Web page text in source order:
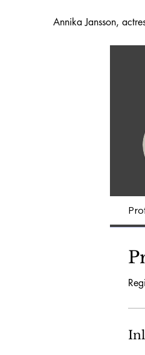
Annika Jansson,